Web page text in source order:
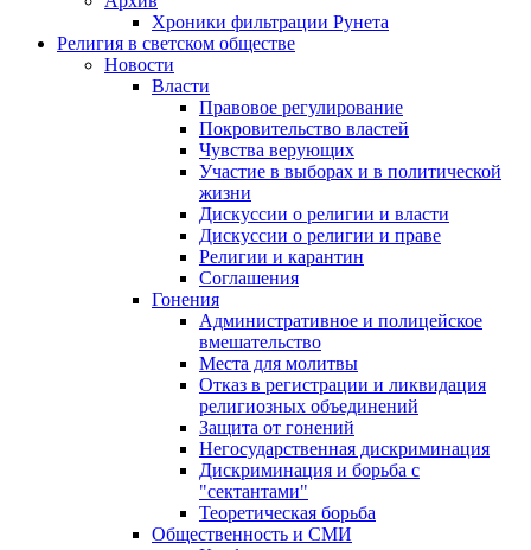
Хроники фильтрации Рунета
Религия в светском обществе
Новости
Власти
Правовое регулирование
Покровительство властей
Чувства верующих
Участие в выборах и в политической
жизни
Дискуссии о религии и власти
Дискуссии о религии и праве
Религии и карантин
Соглашения
Гонения
Административное и полицейское
вмешательство
Места для молитвы
Отказ в регистрации и ликвидация
религиозных объединений
Защита от гонений
Негосударственная дискриминация
Дискриминация и борьба с
"сектантами"
Теоретическая борьба
Общественность и СМИ